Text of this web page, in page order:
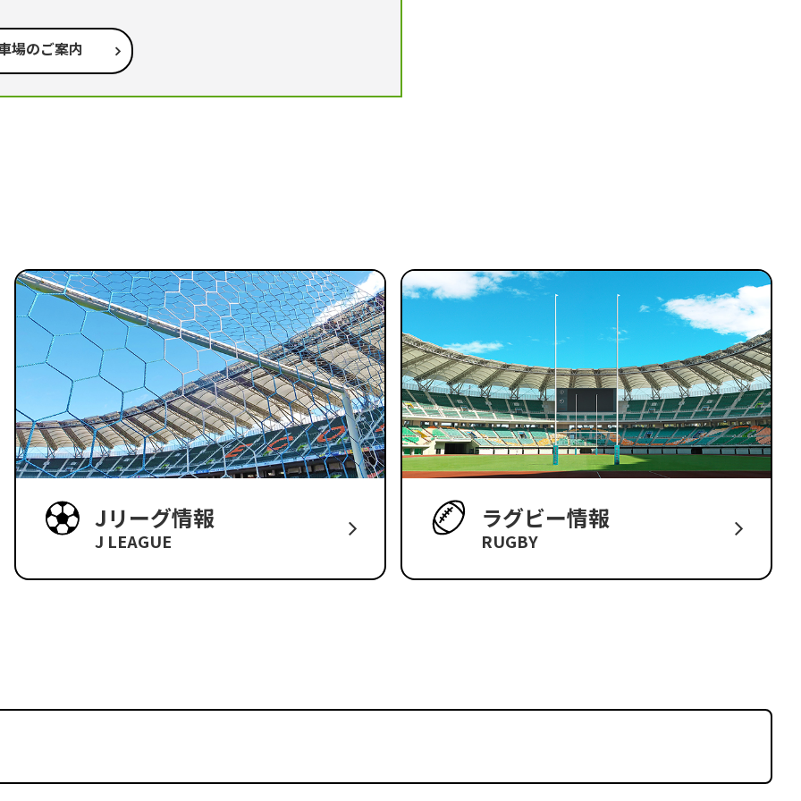
場のご案内
Jリーグ情報
J LEAGUE
ラグビー情報
RUGBY